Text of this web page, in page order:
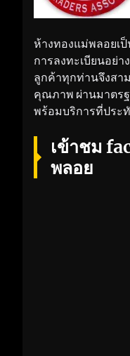
ห้างทองแม่พลอยเ
การลงทะเบียนอย่า
ลูกค้าทุกท่านจึงสา
คุณภาพ ผ่านมาตร
พร้อมบริการที่ประ
เข้าชม
พลอย